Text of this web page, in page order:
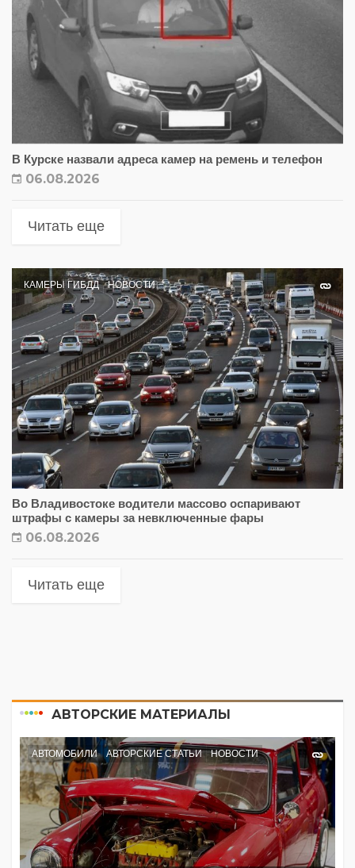
В Курске назвали адреса камер на ремень и телефон
06.08.2026
Читать еще
КАМЕРЫ ГИБДД НОВОСТИ
Во Владивостоке водители массово оспаривают
штрафы с камеры за невключенные фары
06.08.2026
Читать еще
АВТОРСКИЕ МАТЕРИАЛЫ
АВТОМОБИЛИ АВТОРСКИЕ СТАТЬИ НОВОСТИ